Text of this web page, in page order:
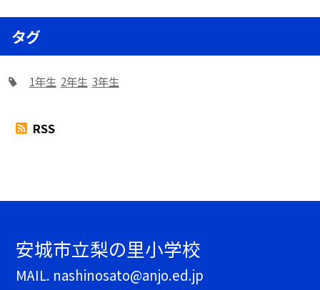
タグ
1年生 2年生 3年生
RSS
安城市立梨の里小学校
MAIL. nashinosato@anjo.ed.jp